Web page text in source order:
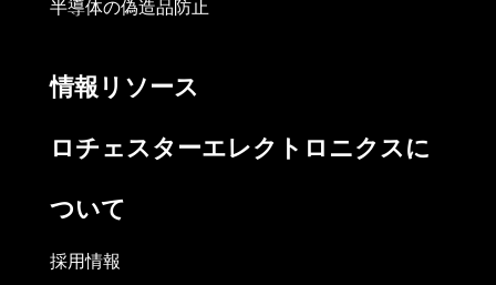
半導体の偽造品防止
情報リソース
ロチェスターエレクトロニクスに
ついて
採用情報